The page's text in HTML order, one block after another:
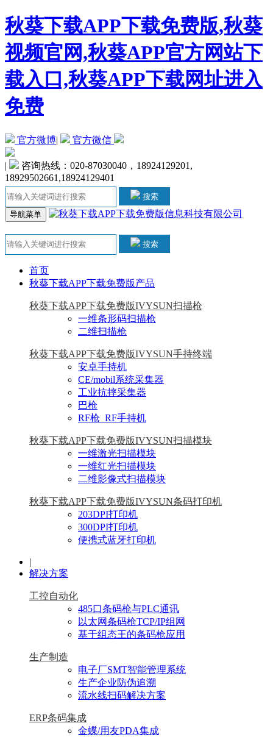
秋葵下载APP下载免费版,秋葵
视频官网,秋葵APP官方网站下
载入口,秋葵APP下载网址进入
免费
官方微博| 官方微信
|
咨询热线：020-87030040，18924129201,
18929502661,18924129401
搜索
导航菜单
搜索
首页
秋葵下载APP下载免费版产品
秋葵下载APP下载免费版IVYSUN扫描枪
一维条形码扫描枪
二维扫描枪
秋葵下载APP下载免费版IVYSUN手持终端
安卓手持机
CE/mobil系统采集器
工业抗摔采集器
巴枪
RF枪_RF手持机
秋葵下载APP下载免费版IVYSUN扫描模块
一维激光扫描模块
一维红光扫描模块
二维影像式扫描模块
秋葵下载APP下载免费版IVYSUN条码打印机
203DPI打印机
300DPI打印机
便携式蓝牙打印机
|
解决方案
工控自动化
485口条码枪与PLC通讯
以太网条码枪TCP/IP组网
基于组态王的条码枪应用
生产制造
电子厂SMT智能管理系统
生产企业防伪追溯
流水线扫码解决方案
ERP条码集成
金蝶/用友PDA集成